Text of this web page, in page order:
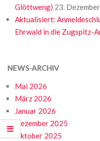
Glöttweng) 23.
Aktualisiert:
Ehrwald in die Zugspitz-
NEWS-ARCHIV
Mai 2026
März 2026
Januar 2026
Dezember 2025
Oktober 2025